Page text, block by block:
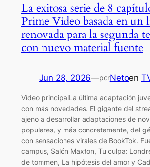
La exitosa serie de 8
Prime Video basada en un
renovada para la segunda
con nuevo material fuente
Jun 28, 2026—porNetoen
Vídeo principalLa última adaptación
con más novedades. El gigante del
ajeno a desarrollar adaptaciones de
populares, y más concretamente, del
con sensaciones virales de BookTok.
campus, Salón Maxton, Tu culpa:
de tommen, La hipótesis del amor y